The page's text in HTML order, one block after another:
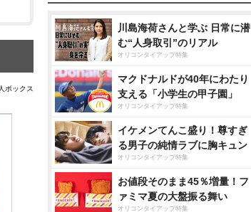
ボックス
川島海荷さんと学ぶ 日常に潜
む“人身取引”のリアル
オリコンタイアップ特集
マクドナルドが40年にわたり
支える「小学生の甲子園」
オリコンタイアップ特集
イケメンてんこ盛り！尊すぎ
る男子の純情ラブに胸キュン
オリコンタイアップ特集
お値段そのまま45％増量！フ
ァミマ夏の大盤振る舞い
オリコンタイアップ特集